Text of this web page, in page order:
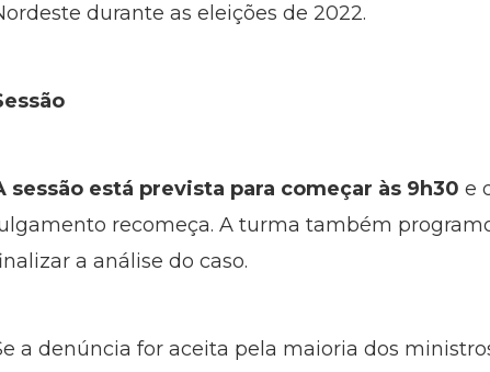
durante as eleições de 2022.
sessão está prevista para começar às 9h30 e
recomeça. A turma também
a análise do caso.
a denúncia for aceita pela maioria dos